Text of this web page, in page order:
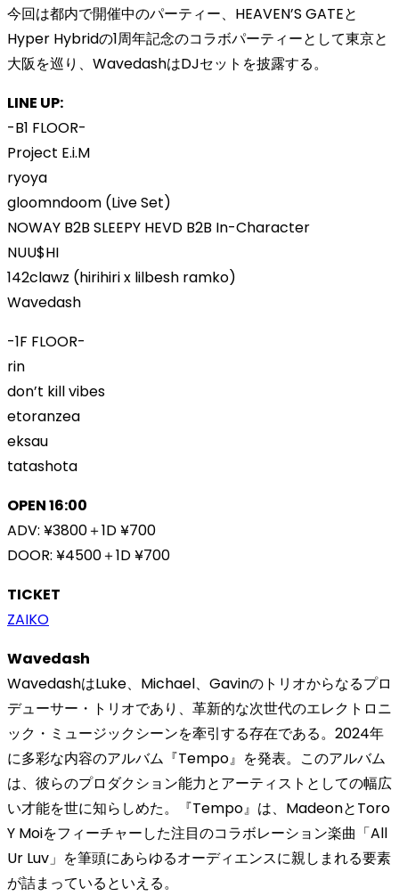
今回は都内で開催中のパーティー、HEAVEN’S GATEと
Hyper Hybridの1周年記念のコラボパーティーとして東京と
大阪を巡り、WavedashはDJセットを披露する。
LINE UP:
-B1 FLOOR-
Project E.i.M
ryoya
gloomndoom (Live Set)
NOWAY B2B SLEEPY HEVD B2B In-Character
NUU$HI
142clawz (hirihiri x lilbesh ramko)
Wavedash
-1F FLOOR-
rin
don’t kill vibes
etoranzea
eksau
tatashota
OPEN 16:00
ADV: ¥3800＋1D ¥700
DOOR: ¥4500＋1D ¥700
TICKET
ZAIKO
Wavedash
WavedashはLuke、Michael、Gavinのトリオからなるプロ
デューサー・トリオであり、革新的な次世代のエレクトロニ
ック・ミュージックシーンを牽引する存在である。2024年
に多彩な内容のアルバム『Tempo』を発表。このアルバム
は、彼らのプロダクション能力とアーティストとしての幅広
い才能を世に知らしめた。『Tempo』は、MadeonとToro
Y Moiをフィーチャーした注目のコラボレーション楽曲「All
Ur Luv」を筆頭にあらゆるオーディエンスに親しまれる要素
が詰まっているといえる。